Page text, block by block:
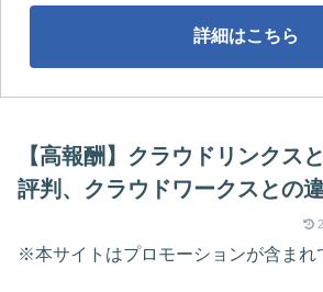
詳細はこちら
【高報酬】クラウドリンクス
評判、クラウドワークスとの
※本サイトはプロモーションが含まれ